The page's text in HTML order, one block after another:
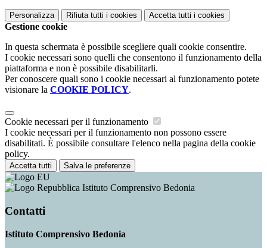
Personalizza Rifiuta tutti i cookies Accetta tutti i cookies
Gestione cookie
In questa schermata è possibile scegliere quali cookie consentire.
I cookie necessari sono quelli che consentono il funzionamento della
piattaforma e non è possibile disabilitarli.
Per conoscere quali sono i cookie necessari al funzionamento potete
visionare la COOKIE POLICY.
Cookie necessari per il funzionamento
I cookie necessari per il funzionamento non possono essere
disabilitati. È possibile consultare l'elenco nella pagina della cookie
policy.
Accetta tutti Salva le preferenze
Istituto Comprensivo Bedonia
Contatti
Istituto Comprensivo Bedonia